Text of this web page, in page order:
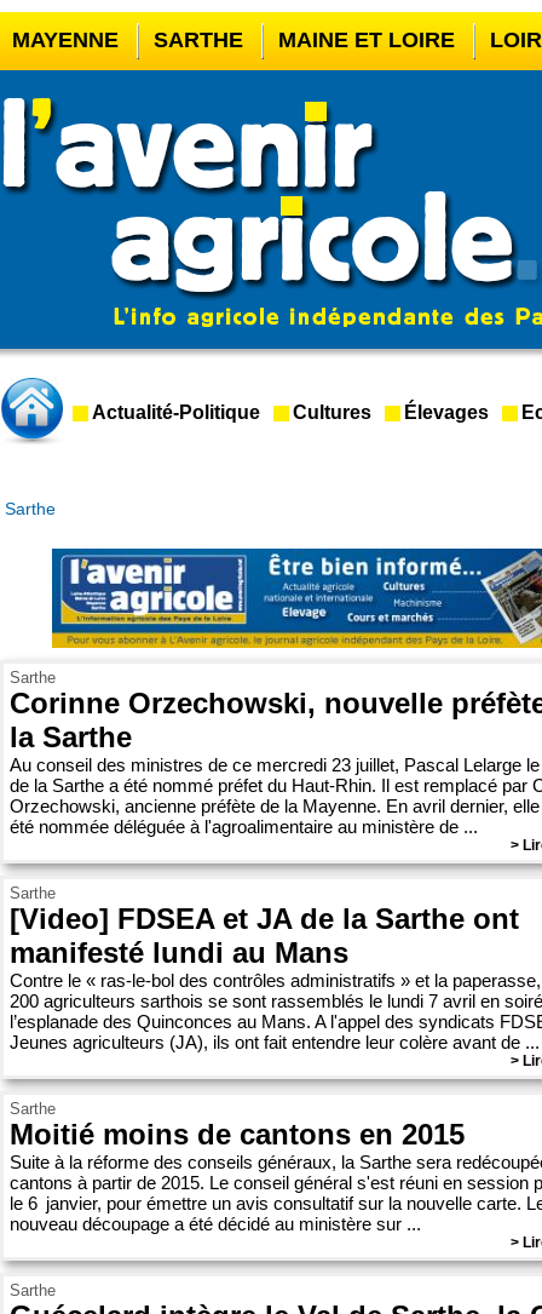
MAYENNE SARTHE MAINE ET LOIRE
CASINO EN LIGNE MEILLEUR BOOKMAKER
CASINO EN LIGNE FRANCE LÉGAL
CRYPTO CASINO
Actualité-Politique Cultures Élevages
Sarthe
Sarthe
Corinne Orzechowski, nouvelle
la Sarthe
Au conseil des ministres de ce mercredi 23 juillet, Pascal Lelarge
de la Sarthe a été nommé préfet du Haut-Rhin. Il est remplacé par
Orzechowski, ancienne préfète de la Mayenne. En avril dernier,
été nommée déléguée à l'agroalimentaire au ministère de ...
>
Sarthe
[Video] FDSEA et JA de la Sarthe ont
manifesté lundi au Mans
Contre le « ras-le-bol des contrôles administratifs » et la
200 agriculteurs sarthois se sont rassemblés le lundi 7 avril en
l’esplanade des Quinconces au Mans. A l'appel des syndicats
Jeunes agriculteurs (JA), ils ont fait entendre leur colère avant de ...
>
Sarthe
Moitié moins de cantons en 2015
Suite à la réforme des conseils généraux, la Sarthe sera
cantons à partir de 2015. Le conseil général s'est réuni en session
le 6 janvier, pour émettre un avis consultatif sur la nouvelle carte.
nouveau découpage a été décidé au ministère sur ...
>
Sarthe